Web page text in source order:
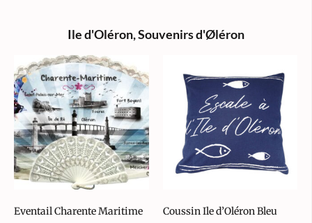
Ile d'Oléron,Souvenirs d'Øléron
Eventail Charente Maritime
Coussin Ile d’Oléron Bleu